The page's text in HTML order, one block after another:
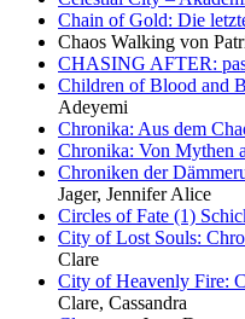
Chain of Gold: Die
Chaos Walking von
CHASING AFTER:
Children of Blood and
Adeyemi
Chronika: Aus dem
Chronika: Von Mythen
Chroniken der
Jager, Jennifer Alice
Circles of Fate (1)
City of Lost Souls:
Clare
City of Heavenly Fire:
Clare, Cassandra